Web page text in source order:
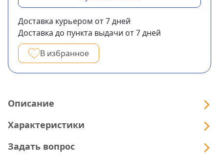
Доставка курьером от 7дней
Доставка до пункта выдачи от 7дней
В избранное
Описание
Характеристики
Задать вопрос